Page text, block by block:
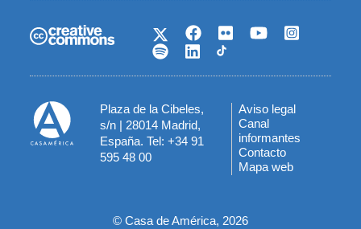
Plaza de la Cibeles,
s/n | 28014 Madrid,
España. Tel: +34 91
595 48 00
Menú
del
pie
Aviso legal
Canal
informantes
Contacto
Mapa web
© Casa de América, 2026